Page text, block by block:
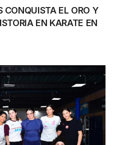
CONQUISTA EL ORO Y
EN KARATE EN